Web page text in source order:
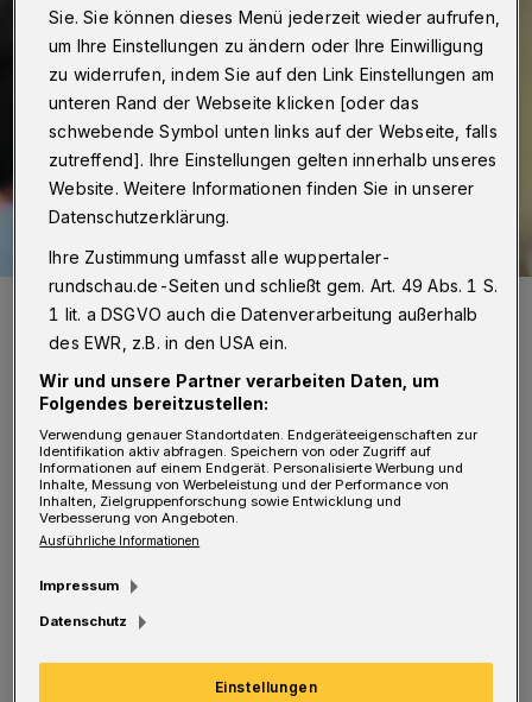
Gleichzeitig sind aber viele Ältere – auch
wenn sie ein Leben lang gearbeitet haben –
von Altersarmut betroffen. Wie kann die Stadt,
wie können Institutionen und Verbände,
Vereine und Gruppen dafür sorgen, dass
Menschen trotzdem einen guten Lebensabend
in Wuppertal verleben können? Darüber
Sie. Sie können dieses Menü jederzeit wieder aufrufen,
um Ihre Einstellungen zu ändern oder Ihre Einwilligung
zu widerrufen, indem Sie auf den Link Einstellungen am
unteren Rand der Webseite klicken [oder das
schwebende Symbol unten links auf der Webseite, falls
zutreffend]. Ihre Einstellungen gelten innerhalb unseres
Website. Weitere Informationen finden Sie in unserer
Datenschutzerklärung.
Ihre Zustimmung umfasst alle wuppertaler-
rundschau.de-Seiten und schließt gem. Art. 49 Abs. 1 S.
1 lit. a DSGVO auch die Datenverarbeitung außerhalb
des EWR, z.B. in den USA ein.
Wir und unsere Partner verarbeiten Daten, um
Folgendes bereitzustellen:
Verwendung genauer Standortdaten. Endgeräteeigenschaften zur
Identifikation aktiv abfragen. Speichern von oder Zugriff auf
Informationen auf einem Endgerät. Personalisierte Werbung und
Inhalte, Messung von Werbeleistung und der Performance von
Inhalten, Zielgruppenforschung sowie Entwicklung und
Verbesserung von Angeboten.
Ausführliche Informationen
Impressum
Datenschutz
Einstellungen